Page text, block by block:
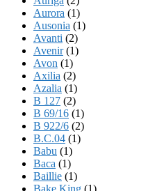
Aurora (1)
Ausonia (1)
Avanti (2)
Avenir(1)
Avon (1)
Axilia (2)
Azalia (1)
B 127 (2)
B 69/16 (1)
B 922/6 (2)
B.C.04 (1)
Babu (1)
Baca (1)
Baillie (1)
Bake King (1)